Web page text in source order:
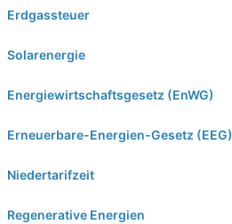
Erdgassteuer
Solarenergie
Energiewirtschaftsgesetz (EnWG)
Erneuerbare-Energien-Gesetz (EEG)
Niedertarifzeit
Regenerative Energien